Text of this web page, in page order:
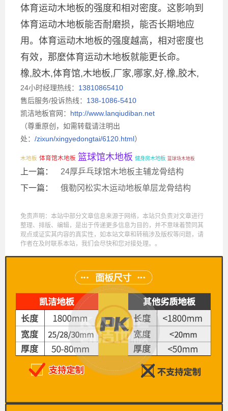
体育运动木地板的强度和相对密度。这影响到
体育运动木地板能否耐磨损，能否长期地应
用。体育运动木地板的强度越高，相对密度也
有效，那麼体育运动木地板就能更长命。
橡,胶木,体育馆,木地板,厂家,哪家,好,橡,胶木,
24小时经理热线： 13810865410
售后服务/投诉热线： 138-1086-5410
凯洁地板官网： http://www.lanqiudiban.net
（尊重原创，如需转载请注明出
处： /zixun/xingyedongtai/6120.html）
木地板 体育馆木地板 篮球馆木地板 健身房木地板 篮球场木地板
上一篇：
24厚乒乓球馆木地板主辅龙骨结构
下一篇：
俄勒冈松实木运动地板单层龙骨结构
免责声明：本站中部分文章信息来源于网络，本站只负责对文章进行
整理、排版、编辑，是出于传递更多信息为目的，并不意味着赞同其
观点或证实其内容的真实性，如本站文章和转稿涉及版权等问题，请
作者在及时联系本站，我们会尽快和您对接处理。。